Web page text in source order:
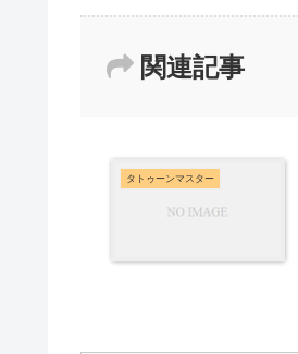
関連記事
タトゥーンマスター